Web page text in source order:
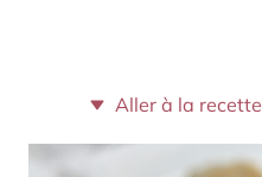
Aller à la recette